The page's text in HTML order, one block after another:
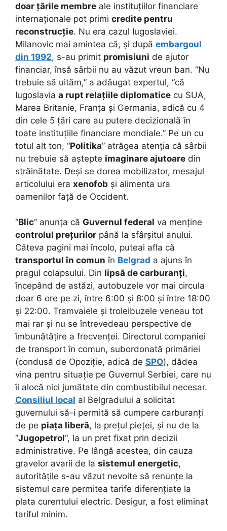
doar țările membre ale instituțiilor financiare
internaționale pot primi credite pentru
reconstrucție. Nu era cazul Iugoslaviei.
Milanovic mai amintea că, și după embargoul
din 1992, s-au primit promisiuni de ajutor
financiar, însă sârbii nu au văzut vreun ban. “Nu
trebuie să uităm,” a adăugat expertul, “că
Iugoslavia a rupt relațiile diplomatice cu SUA,
Marea Britanie, Franța și Germania, adică cu 4
din cele 5 țări care au putere decizională în
toate instituțiile financiare mondiale.” Pe un cu
totul alt ton, “Politika” atrăgea atenția că sârbii
nu trebuie să aștepte imaginare ajutoare din
străinătate. Deși se dorea mobilizator, mesajul
articolului era xenofob și alimenta ura
oamenilor față de Occident.
“Blic” anunța că Guvernul federal va menține
controlul prețurilor până la sfârșitul anului.
Câteva pagini mai încolo, puteai afla că
transportul în comun în Belgrad a ajuns în
pragul colapsului. Din lipsă de carburanți,
începând de astăzi, autobuzele vor mai circula
doar 6 ore pe zi, între 6:00 și 8:00 și între 18:00
și 22:00. Tramvaiele și troleibuzele veneau tot
mai rar și nu se întrevedeau perspective de
îmbunătățire a frecvenței. Directorul companiei
de transport în comun, subordonată primăriei
(condusă de Opoziție, adică de SPO), dădea
vina pentru situație pe Guvernul Serbiei, care nu
îi alocă nici jumătate din combustibilul necesar.
Consiliul local al Belgradului a solicitat
guvernului să-i permită să cumpere carburanți
de pe piața liberă, la prețul pieței, și nu de la
“Jugopetrol“, la un pret fixat prin decizii
administrative. Pe lângă acestea, din cauza
gravelor avarii de la sistemul energetic,
autoritățile s-au văzut nevoite să renunțe la
sistemul care permitea tarife diferențiate la
plata curentului electric. Desigur, a fost eliminat
tariful minim.